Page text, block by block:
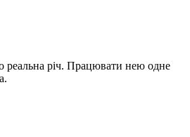
реальна річ. Працювати нею одне